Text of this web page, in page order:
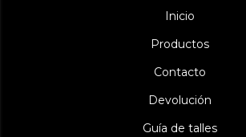
Inicio
Productos
Contacto
Devolución
Guía de talles